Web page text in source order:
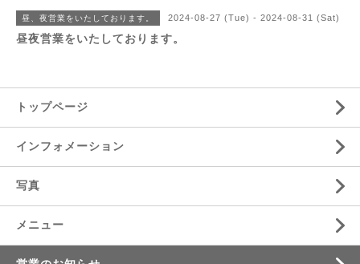
昼、夜営業をいたしております。 2024-08-27 (Tue) - 2024-08-31 (Sat)
昼夜営業をいたしております。
トップページ
インフォメーション
写真
メニュー